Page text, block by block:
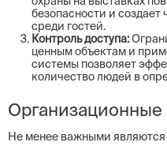
безопасности и
среди гостей.
Контроль доступа:
ценным объектам и
системы позволяет
количество людей в
Не менее важными